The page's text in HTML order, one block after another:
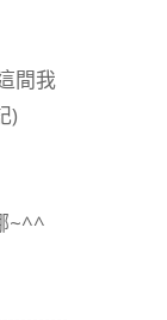
間我
)
~^^